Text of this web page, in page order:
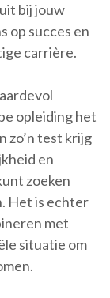
bij jouw
op succes en
carrière.
opleiding het
zo’n test krijg
en
zoeken
Het is echter
met
situatie om